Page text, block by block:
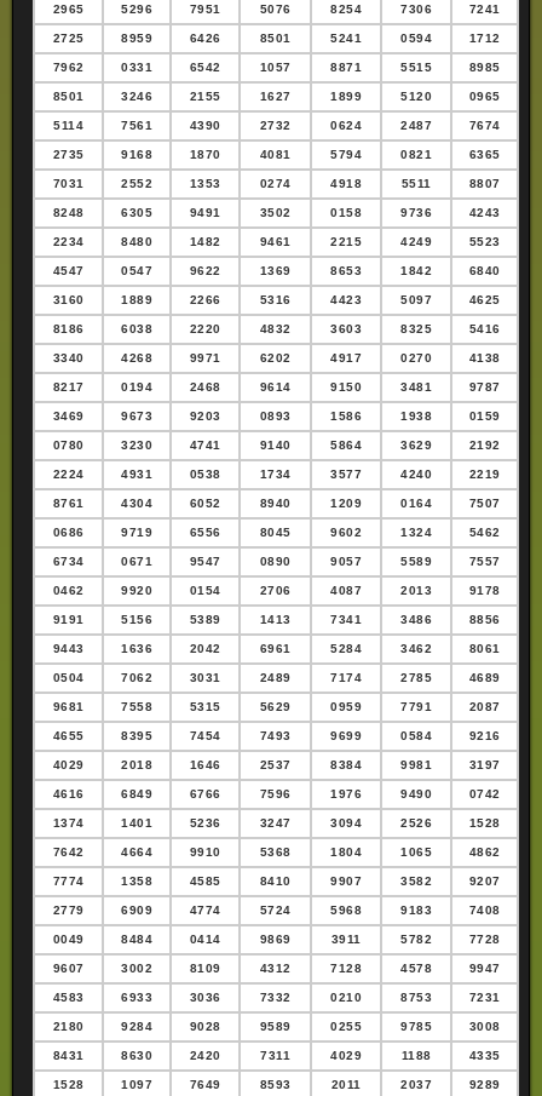
2965 5296 7951 5076 8254 7306 7241
2725 8959 6426 8501 5241 0594 1712
7962 0331 6542 1057 8871 5515 8985
8501 3246 2155 1627 1899 5120 0965
5114 7561 4390 2732 0624 2487 7674
2735 9168 1870 4081 5794 0821 6365
7031 2552 1353 0274 4918 5511 8807
8248 6305 9491 3502 0158 9736 4243
2234 8480 1482 9461 2215 4249 5523
4547 0547 9622 1369 8653 1842 6840
3160 1889 2266 5316 4423 5097 4625
8186 6038 2220 4832 3603 8325 5416
3340 4268 9971 6202 4917 0270 4138
8217 0194 2468 9614 9150 3481 9787
3469 9673 9203 0893 1586 1938 0159
0780 3230 4741 9140 5864 3629 2192
2224 4931 0538 1734 3577 4240 2219
8761 4304 6052 8940 1209 0164 7507
0686 9719 6556 8045 9602 1324 5462
6734 0671 9547 0890 9057 5589 7557
0462 9920 0154 2706 4087 2013 9178
9191 5156 5389 1413 7341 3486 8856
9443 1636 2042 6961 5284 3462 8061
0504 7062 3031 2489 7174 2785 4689
9681 7558 5315 5629 0959 7791 2087
4655 8395 7454 7493 9699 0584 9216
4029 2018 1646 2537 8384 9981 3197
4616 6849 6766 7596 1976 9490 0742
1374 1401 5236 3247 3094 2526 1528
7642 4664 9910 5368 1804 1065 4862
7774 1358 4585 8410 9907 3582 9207
2779 6909 4774 5724 5968 9183 7408
0049 8484 0414 9869 3911 5782 7728
9607 3002 8109 4312 7128 4578 9947
4583 6933 3036 7332 0210 8753 7231
2180 9284 9028 9589 0255 9785 3008
8431 8630 2420 7311 4029 1188 4335
1528 1097 7649 8593 2011 2037 9289